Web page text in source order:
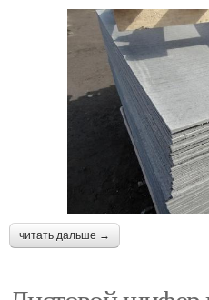
читать дальше →